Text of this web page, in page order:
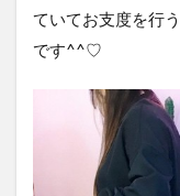
ていてお支度を行
です^^♡